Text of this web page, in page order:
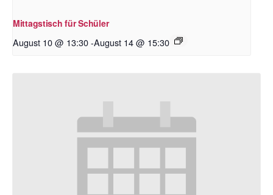
Mittagstisch für Schüler
August 10 @ 13:30-August 14 @ 15:30